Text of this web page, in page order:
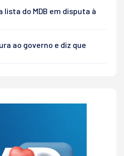
do MDB em disputa à
ao governo e diz que